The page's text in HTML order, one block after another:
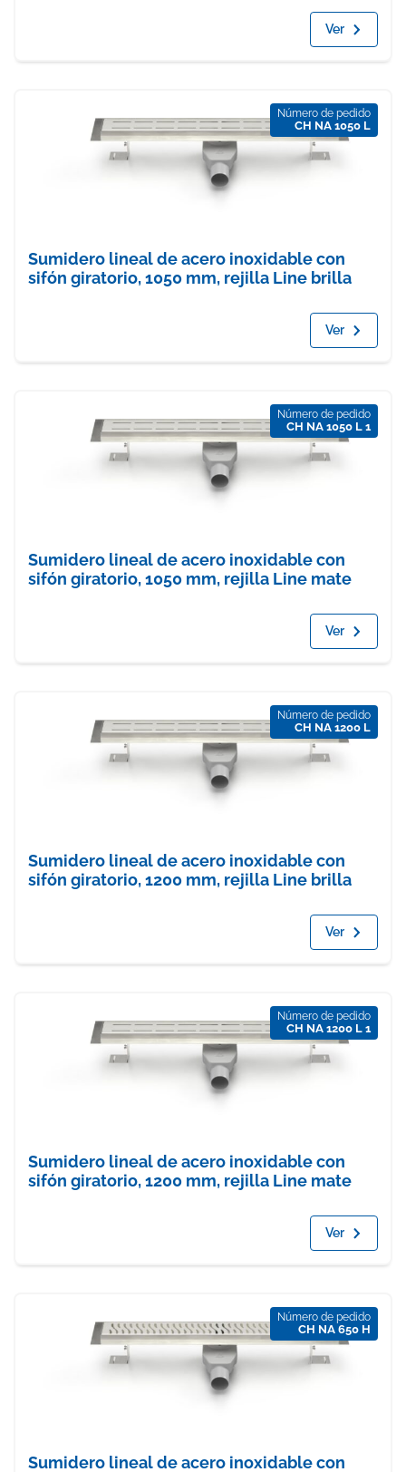
Ver
Número de pedido
CH NA 1050 L
Sumidero lineal de acero inoxidable con
sifón giratorio, 1050 mm, rejilla Line brilla
Ver
Número de pedido
CH NA 1050 L 1
Sumidero lineal de acero inoxidable con
sifón giratorio, 1050 mm, rejilla Line mate
Ver
Número de pedido
CH NA 1200 L
Sumidero lineal de acero inoxidable con
sifón giratorio, 1200 mm, rejilla Line brilla
Ver
Número de pedido
CH NA 1200 L 1
Sumidero lineal de acero inoxidable con
sifón giratorio, 1200 mm, rejilla Line mate
Ver
Número de pedido
CH NA 650 H
Sumidero lineal de acero inoxidable con